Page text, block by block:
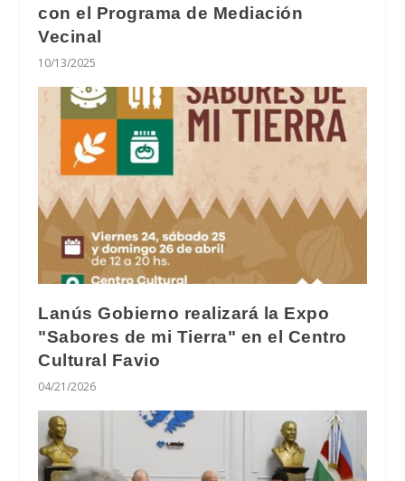
con el Programa de Mediación
Vecinal
10/13/2025
Lanús Gobierno realizará la Expo
"Sabores de mi Tierra" en el Centro
Cultural Favio
04/21/2026